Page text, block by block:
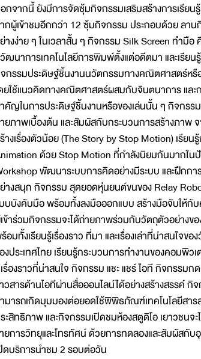
กจากนี้ ยังมีการจัดซุ้มกิจกรรมเสริมสร้างการเรีย
กผู้เข้าชมอีกกว่า 12 ซุ้มกิจกรรม ประกอบด้วย ลาน
างง่าย ๆ ในเวลาสั้น ๆ กิจกรรม Silk Screen ทำมื
ฒนาการเทคโนโลยีการพิมพ์ตั้งแต่อดีตมา และเรีย
กรรมประดิษฐ์ชิ้นงานนวัตกรรมทางคณิตศาสตร์หรื
ยใช้แนวคิดทางคณิตศาสตร์ผสมกับจินตนาการ แล
คัญในการประดิษฐ์ชิ้นงานหรือของเล่นนั้น ๆ กิจกรร
ยภาพเบื้องต้น และสัมผัสกับกระบวนการสร้างภาพ
างเรื่องตัวน้อย (The Story by Stop Motion) เรีย
ด้วย Stop Motion ที่กำลังนิยมกันมากใ
พัฒนาระบบการคิดอย่างมีระบบ และฝึกกา
างสนุก กิจกรรม สุดยอดหุ่นยนต์ขนของ Relay
บบังคับมือ พร้อมทั้งลงมือออกแบบ สร้างมือจับให้กั
ข้าร่วมกิจกรรมจะได้ถ่ายภาพร่วมกับวัตถุตัวอย่าง
อมทั้งเรียนรู้เรื่องราว ที่มา และเรื่องเล่าที่น่าสนใจ
งประเทศไทย เรียนรู้กระบวนการทำงานของคอมพิว
รื่องราวที่น่าสนใจ กิจกรรม แชะ แชร์ ไอที กิจกรรม
วสารด้านไอทีผ่านสื่อออนไลน์ได้อย่างสร้างสรรค์
มารถเกิดมุมมองต่อยอดใช้พิพิธภัณฑ์เทคโนโลยีสาร
ะสิทธิภาพ และกิจกรรมเปิดชมห้องสตูดิโอ เยาวชนจ
ยการวิทยุและโทรทัศน์ ด้วยการทดลองและสัมผัสกั
ดบริการนำชม 2 รอบต่อวัน